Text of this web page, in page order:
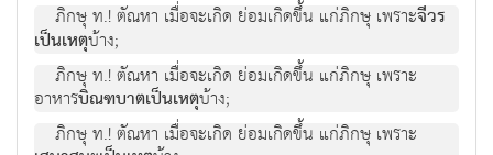
ภิกษุ ท.! ตัณหา เมื่อจะเกิด ย่อมเกิดขึ้น แก่ภิกษุ เพราะจีวร
เป็นเหตุบ้าง;
ภิกษุ ท.! ตัณหา เมื่อจะเกิด ย่อมเกิดขึ้น แก่ภิกษุ เพราะ
อาหารบิณฑบาตเป็นเหตุบ้าง;
ภิกษุ ท.! ตัณหา เมื่อจะเกิด ย่อมเกิดขึ้น แก่ภิกษุ เพราะ